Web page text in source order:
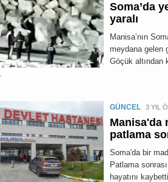
Soma’da
yaralı
Manisa’nın
meydana gelen
Göçük altından
GÜNCEL 3 YIL
Manisa'da
patlama
Soma'da bir
Patlama
hayatını